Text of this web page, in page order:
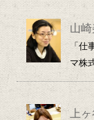
山
「仕
マ株
上